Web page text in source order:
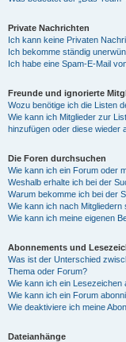
Private Nachrichten
Ich kann keine Privaten
Ich bekomme ständig
Ich habe eine Spam-E-Mail
Freunde und ignorierte
Wozu benötige ich die Listen
Wie kann ich Mitglieder zur
hinzufügen oder diese wieder
Die Foren durchsuchen
Wie kann ich ein Forum oder
Weshalb erhalte ich bei der
Warum bekomme ich bei der
Wie kann ich nach Mitgliedern
Wie kann ich meine eigenen
Abonnements und
Was ist der Unterschied
Thema oder Forum?
Wie kann ich ein Lesezeichen
Wie kann ich ein Forum
Wie deaktiviere ich meine
Dateianhänge